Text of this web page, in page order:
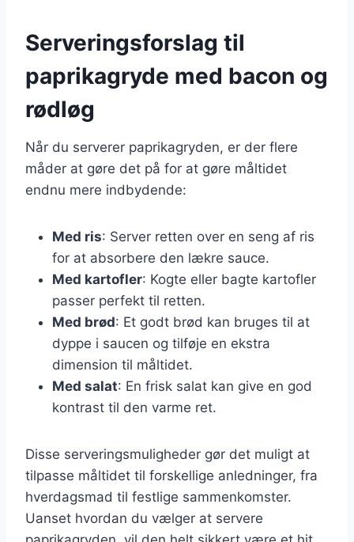
Serveringsforslag til
paprikagryde med bacon og
rødløg
Når du serverer paprikagryden, er der flere
måder at gøre det på for at gøre måltidet
endnu mere indbydende:
Med ris: Server retten over en seng af ris
for at absorbere den lækre sauce.
Med kartofler: Kogte eller bagte kartofler
passer perfekt til retten.
Med brød: Et godt brød kan bruges til at
dyppe i saucen og tilføje en ekstra
dimension til måltidet.
Med salat: En frisk salat kan give en god
kontrast til den varme ret.
Disse serveringsmuligheder gør det muligt at
tilpasse måltidet til forskellige anledninger, fra
hverdagsmad til festlige sammenkomster.
Uanset hvordan du vælger at servere